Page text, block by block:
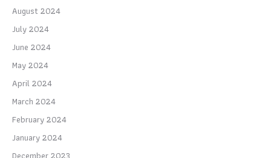
August 2024
July 2024
June 2024
May 2024
April 2024
March 2024
February 2024
January 2024